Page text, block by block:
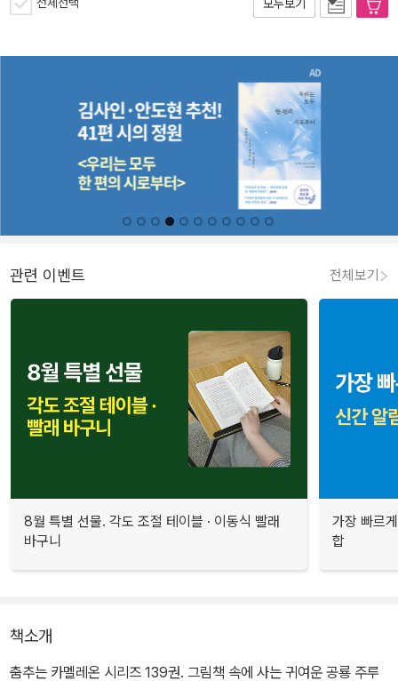
전체선택 모두보기
관련 이벤트 전체보기
8월 특별 선물. 각도 조절 테이블 · 이동식 빨래
바구니
가장 빠르
합
책소개
춤추는 카멜레온 시리즈 139권. 그림책 속에 사는 귀여운 공룡 주루